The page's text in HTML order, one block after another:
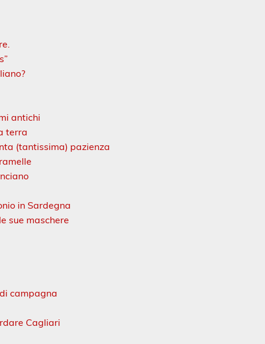
antichi
terra
(tantissima) pazienza
in Sardegna
sue maschere
campagna
Cagliari